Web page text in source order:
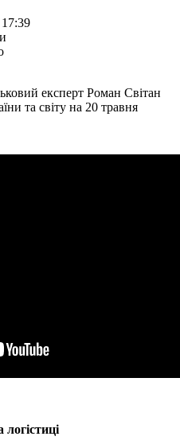
експерт Роман Світан
та світу на 20 травня